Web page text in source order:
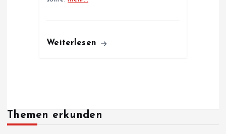
Weiterlesen
Themen erkunden